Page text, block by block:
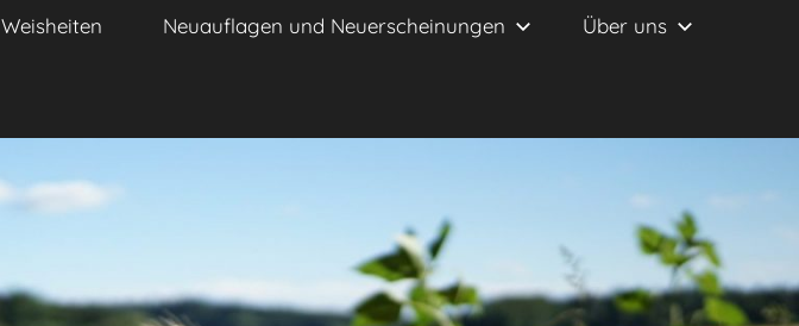
Weisheiten Neuauflagen und Neuerscheinungen Über uns